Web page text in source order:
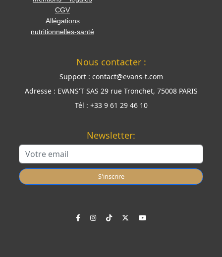
CGV
Allégations
nutritionnelles-santé
Nous contacter :
Support : contact@evans-t.com
Adresse : EVANS'T SAS 29 rue Tronchet, 75008 PARIS
Tél : +33 9 61 29 46 10
Newsletter:
S'inscrire